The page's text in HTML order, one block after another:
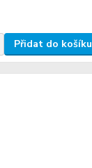
Přidat do košíku